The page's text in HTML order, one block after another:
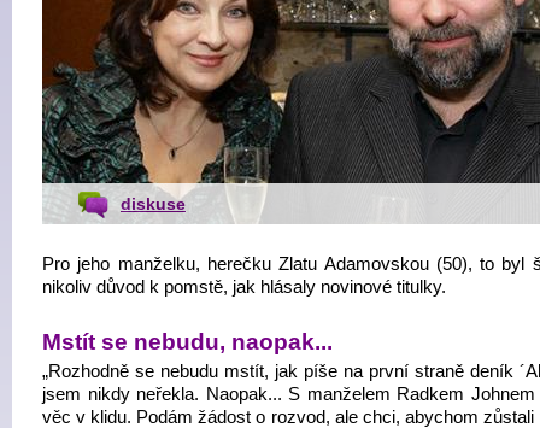
diskuse
Pro jeho manželku, herečku Zlatu Adamovskou (50), to byl
nikoliv důvod k pomstě, jak hlásaly novinové titulky.
Mstít se nebudu, naopak...
„Rozhodně se nebudu mstít, jak píše na první straně deník
jsem nikdy neřekla. Naopak... S manželem Radkem
věc v klidu. Podám žádost o rozvod, ale chci, abychom zůstali